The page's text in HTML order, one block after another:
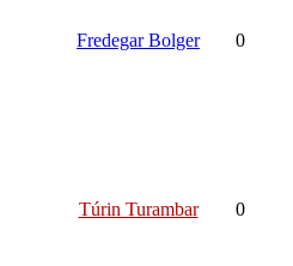
Fredegar Bolger 0
Túrin Turambar 0